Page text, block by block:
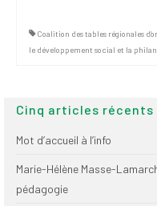
Coalition des tables régionales
le développement social et la
Cinq articles récents
Mot d’accueil à l’info
Marie-Hélène Masse-
pédagogie